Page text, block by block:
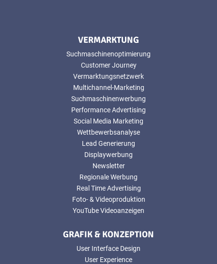
VERMARKTUNG
Suchmaschinenoptimierung
Customer Journey
Vermarktungsnetzwerk
Multichannel-Marketing
Suchmaschinenwerbung
Performance Advertising
Social Media Marketing
Wettbewerbsanalyse
Lead Generierung
Displaywerbung
Newsletter
Regionale Werbung
Real Time Advertising
Foto- & Videoproduktion
YouTube Videoanzeigen
GRAFIK & KONZEPTION
User Interface Design
User Experience